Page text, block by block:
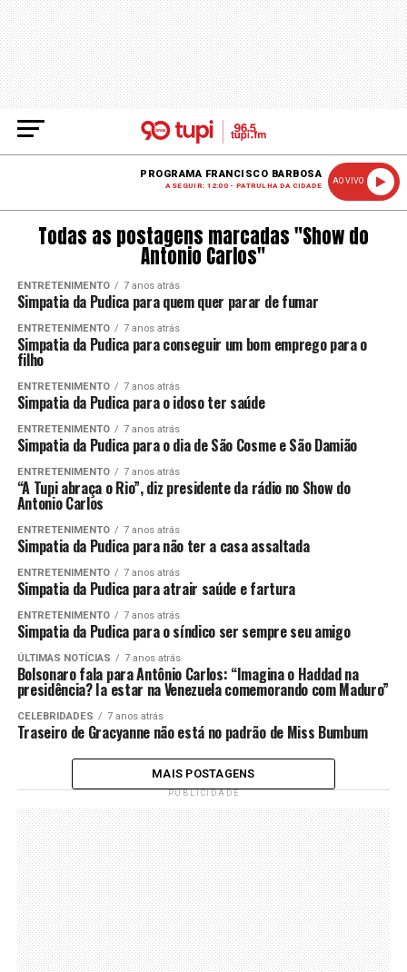
PROGRAMA FRANCISCO BARBOSA
A SEGUIR: 12:00 - PATRULHA DA CIDADE
AO VIVO
Todas as postagens marcadas "Show do
Antonio Carlos"
ENTRETENIMENTO 7 anos atrás
Simpatia da Pudica para quem quer parar de fumar
ENTRETENIMENTO 7 anos atrás
Simpatia da Pudica para conseguir um bom emprego para o
filho
ENTRETENIMENTO 7 anos atrás
Simpatia da Pudica para o idoso ter saúde
ENTRETENIMENTO 7 anos atrás
Simpatia da Pudica para o dia de São Cosme e São Damião
ENTRETENIMENTO 7 anos atrás
“A Tupi abraça o Rio”, diz presidente da rádio no Show do
Antonio Carlos
ENTRETENIMENTO 7 anos atrás
Simpatia da Pudica para não ter a casa assaltada
ENTRETENIMENTO 7 anos atrás
Simpatia da Pudica para atrair saúde e fartura
ENTRETENIMENTO 7 anos atrás
Simpatia da Pudica para o síndico ser sempre seu amigo
ÚLTIMAS NOTÍCIAS 7 anos atrás
Bolsonaro fala para Antônio Carlos: “Imagina o Haddad na
presidência? Ia estar na Venezuela comemorando com Maduro”
CELEBRIDADES 7 anos atrás
Traseiro de Gracyanne não está no padrão de Miss Bumbum
MAIS POSTAGENS
PUBLICIDADE